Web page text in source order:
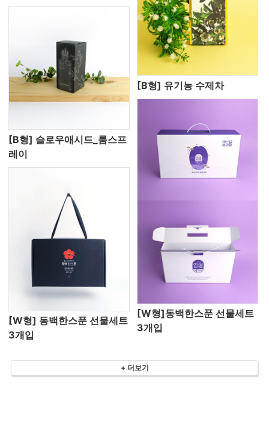
[B형] 슬로우애시드_룸스프
레이
[B형] 유기농 수제차
[W형] 동백한스푼 선물세트
3개입
[W형]동백한스푼 선물세트
3개입
+ 더보기